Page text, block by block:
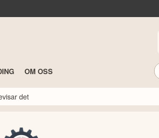
OM OSS
det